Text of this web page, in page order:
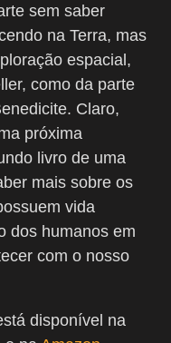
sem saber
na Terra, mas
espacial,
como da parte
Claro,
próxima
livro de uma
mais sobre os
vida
dos humanos em
com o nosso
disponível na